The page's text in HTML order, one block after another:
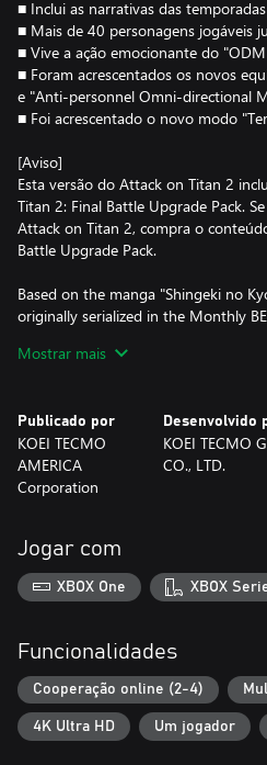
■ Inclui as narrativas das
■ Mais de 40 personagens jogáveis
■ Vive a ação emocionante do
■ Foram acrescentados os novos
e "Anti-personnel Omni-directional
■ Foi acrescentado o novo modo
[Aviso]
Esta versão do Attack on Titan 2
Titan 2: Final Battle Upgrade Pack.
Attack on Titan 2, compra o
Battle Upgrade Pack.
Based on the manga "Shingeki no
originally serialized in the Monthly
©Hajime Isayama,Kodansha/
Mostrar mais
Publicado por
KOEI TECMO
AMERICA
Corporation
Desenvolvido
KOEI TECMO
CO., LTD.
Jogar com
XBOX One XBOX
Funcionalidades
Cooperação online (2-4)
4K Ultra HD Um jogador